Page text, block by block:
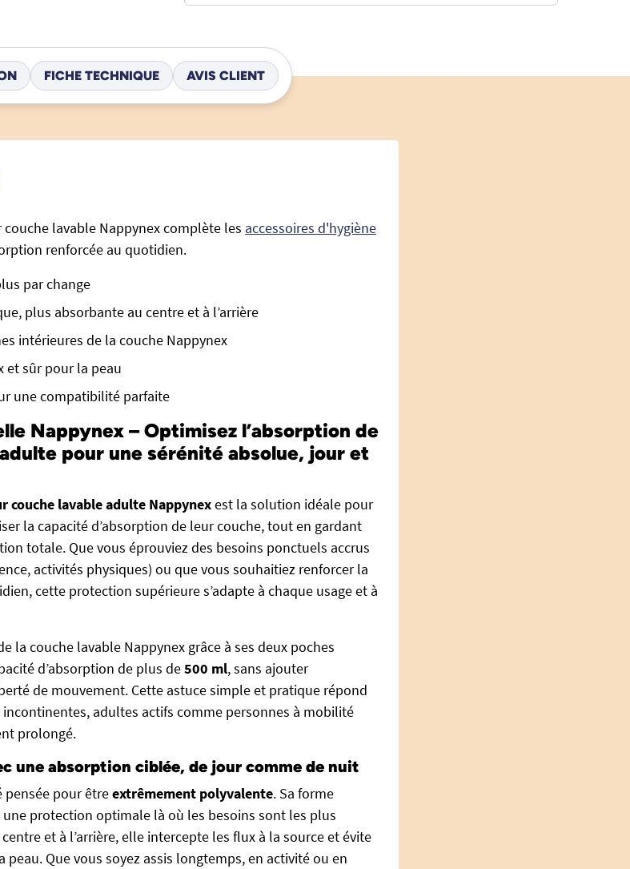
FICHE TECHNIQUE AVIS CLIENT
lavable Nappynex complète les accessoires d'hygiène
renforcée au quotidien.
par change
plus absorbante au centre et à l’arrière
intérieures de la couche Nappynex
et sûr pour la peau
une compatibilité parfaite
Nappynex – Optimisez l’absorption de
pour une sérénité absolue, jour et
lavable adulte Nappynexest la solution idéale pour
la capacité d’absorption de leur couche, tout en gardant
totale. Que vous éprouviez des besoins ponctuels accrus
activités physiques) ou que vous souhaitiez renforcer la
cette protection supérieure s’adapte à chaque usage et à
la couche lavable Nappynex grâce à ses deux poches
d’absorption de plus de500 ml, sans ajouter
de mouvement. Cette astuce simple et pratique répond
adultes actifs comme personnes à mobilité
prolongé.
une absorption ciblée, de jour comme de nuit
pour êtreextrêmement polyvalente. Sa forme
protection optimale là où les besoins sont les plus
et à l’arrière, elle intercepte les flux à la source et évite
Que vous soyez assis longtemps, en activité ou en